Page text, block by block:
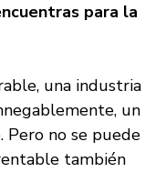
para la
una industria
un
no se puede
también